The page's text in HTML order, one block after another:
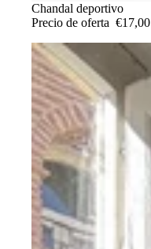
OFERTA
Chandal deportivo
Precio de oferta €17,00